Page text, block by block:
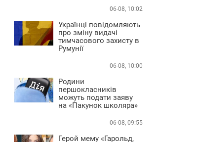
06-08, 10:02
Українці повідомляють
про зміну видачі
тимчасового захисту в
Румунії
06-08, 10:00
Родини
першокласників
можуть подати заяву
на «Пакунок школяра»
06-08, 09:55
Герой мему «Гарольд,